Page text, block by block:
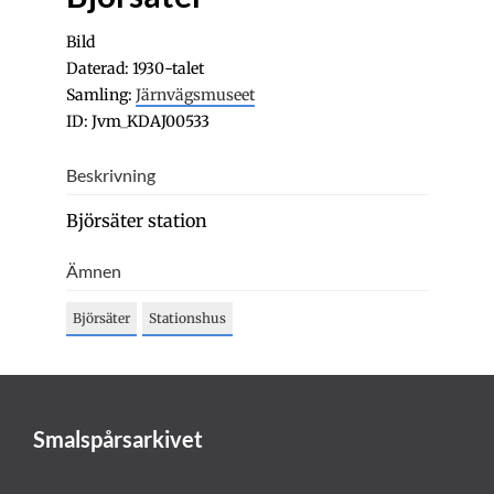
Bild
Daterad: 1930-talet
Samling: Järnvägsmuseet
ID: Jvm_KDAJ00533
Beskrivning
Björsäter station
Ämnen
Björsäter Stationshus
Smalspårsarkivet